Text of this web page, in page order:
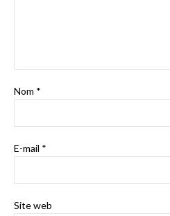
Nom *
E-mail *
Site web